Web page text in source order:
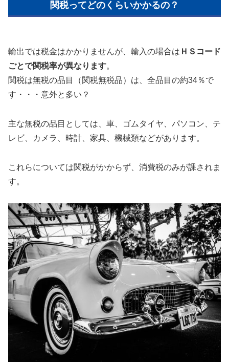
関税ってどのくらいかかるの？
輸出では税金はかかりませんが、輸入の場合は ＨＳコード
ごとで関税率が異なります。
関税は無税の品目（関税無税品）は、全品目の約34％で
す・・・意外と多い？
主な無税の品目としては、車、ゴムタイヤ、パソコン、テ
レビ、カメラ、時計、家具、機械類などがあります。
これらについては関税がかからず、消費税のみが課されま
す。